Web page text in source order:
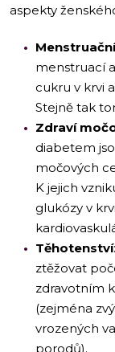
aspekty
menstruací
cukru v krvi
Stejně tak
Zdraví
diabetem
močových
K jejich
glukózy v
Těhotenství
ztěžovat
zdravotním
(zejména
vrozených
porodů).